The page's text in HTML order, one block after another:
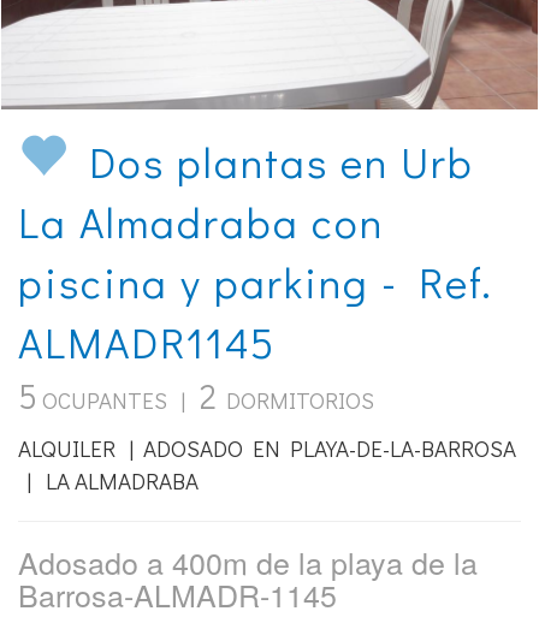
Dos plantas en Urb
La Almadraba con
piscina y parking - Ref.
ALMADR1145
5 OCUPANTES | 2 DORMITORIOS
ALQUILER | ADOSADO EN PLAYA-DE-LA-BARROSA
| LA ALMADRABA
Adosado a 400m de la playa de la
Barrosa-ALMADR-1145